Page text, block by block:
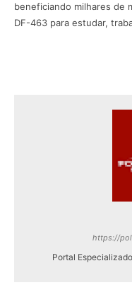
beneficiando milhares de
DF-463 para estudar,
https://
Portal